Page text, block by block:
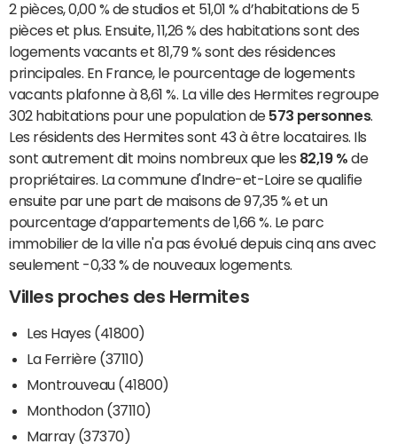
2 pièces, 0,00 % de studios et 51,01 % d’habitations de 5
pièces et plus. Ensuite, 11,26 % des habitations sont des
logements vacants et 81,79 % sont des résidences
principales. En France, le pourcentage de logements
vacants plafonne à 8,61 %. La ville des Hermites regroupe
302 habitations pour une population de 573 personnes.
Les résidents des Hermites sont 43 à être locataires. Ils
sont autrement dit moins nombreux que les 82,19 % de
propriétaires. La commune d'Indre-et-Loire se qualifie
ensuite par une part de maisons de 97,35 % et un
pourcentage d’appartements de 1,66 %. Le parc
immobilier de la ville n'a pas évolué depuis cinq ans avec
seulement -0,33 % de nouveaux logements.
Villes proches des Hermites
Les Hayes (41800)
La Ferrière (37110)
Montrouveau (41800)
Monthodon (37110)
Marray (37370)